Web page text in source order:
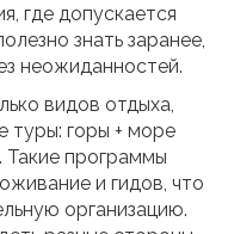
где допускается
знать заранее,
неожиданностей.
видов отдыха,
туры: горы + море
Такие программы
и гидов, что
организацию.